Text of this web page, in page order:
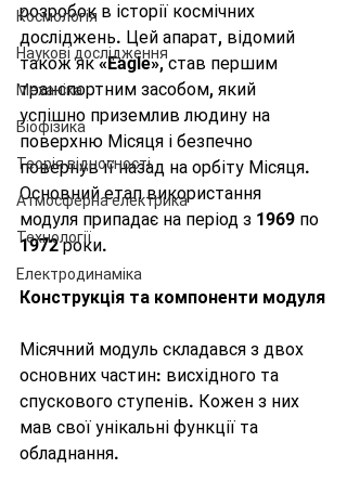
Космологія
Наукові дослідження
Механіка
Біофізика
Теорія відносності
Атмосферна електрика
Технології
Електродинаміка
розробок в історії космічних
досліджень. Цей апарат, відомий
також як «Eagle», став першим
транспортним засобом, який
успішно приземлив людину на
поверхню Місяця і безпечно
повернув її назад на орбіту Місяця.
Основний етап використання
модуля припадає на період з 1969 по
1972 роки.
Конструкція та компоненти модуля
Місячний модуль складався з двох
основних частин: висхідного та
спускового ступенів. Кожен з них
мав свої унікальні функції та
обладнання.